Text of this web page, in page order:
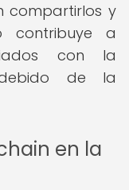
compartirlos y
contribuye a
con la
de la
en la